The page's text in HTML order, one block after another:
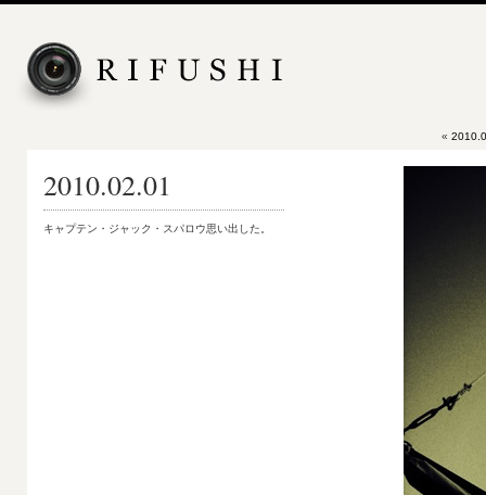
«
2010.02.01
キャプテン・ジャック・スパロウ思い出した。